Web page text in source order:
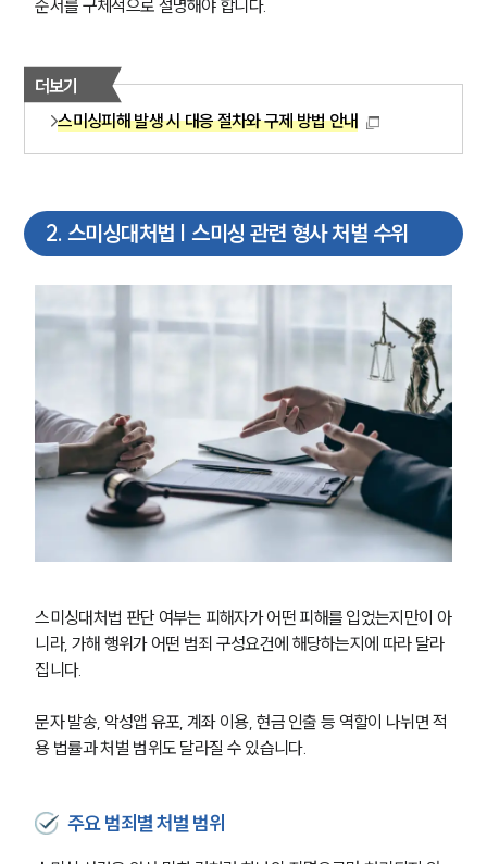
순서를 구체적으로 설명해야 합니다.
더보기
스미싱피해 발생 시 대응 절차와 구제 방법 안내
2. 스미싱대처법 | 스미싱 관련 형사 처벌 수위
스미싱대처법 판단 여부는 피해자가 어떤 피해를 입었는지만이 아
니라, 가해 행위가 어떤 범죄 구성요건에 해당하는지에 따라 달라
집니다.
문자 발송, 악성앱 유포, 계좌 이용, 현금 인출 등 역할이 나뉘면 적
용 법률과 처벌 범위도 달라질 수 있습니다.
주요 범죄별 처벌 범위